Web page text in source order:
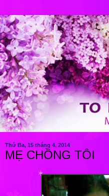
Thứ Ba, 15 tháng 4, 2014
MẸ CHỒNG TÔI